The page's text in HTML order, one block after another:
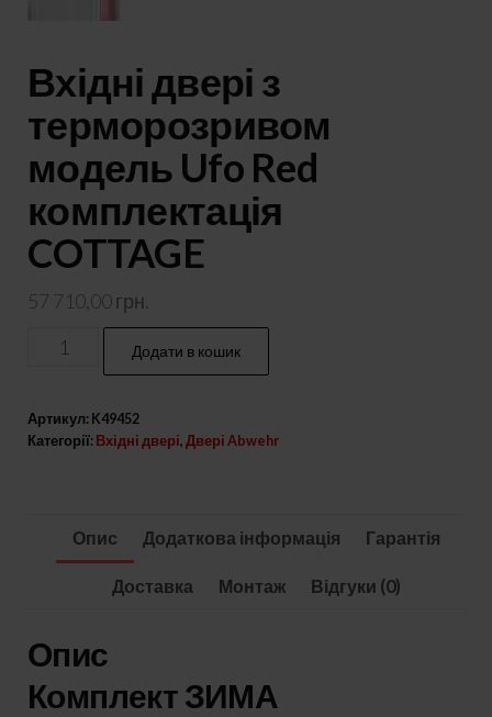
Вхідні двері з
терморозривом
модель Ufo Red
комплектація
COTTAGE
57 710,00грн.
Вхідні
терморозривом
комплектація
COTTAGE
Додати в кошик
Артикул: K49452
Категорії: Вхідні двері, Двері Abwehr
Опис Додаткова інформація Гарантія
Доставка Монтаж Відгуки (0)
Опис
Комплект ЗИМА